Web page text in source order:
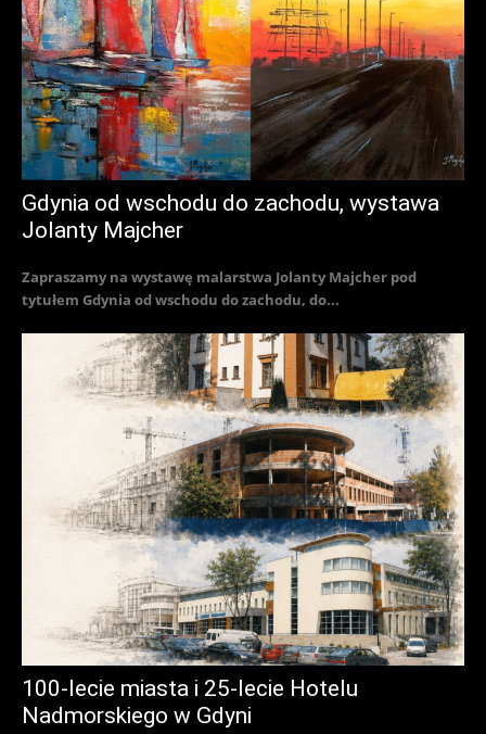
Gdynia od wschodu do zachodu, wystawa
Jolanty Majcher
Zapraszamy na wystawę malarstwa Jolanty Majcher pod
tytułem Gdynia od wschodu do zachodu, do...
100-lecie miasta i 25-lecie Hotelu
Nadmorskiego w Gdyni